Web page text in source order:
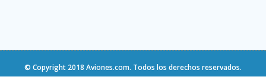
© Copyright 2018 Aviones.com. Todos los derechos reservados.